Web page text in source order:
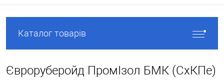
Каталог товарів
Євроруберойд ПромІзол БМК (СхКПе)